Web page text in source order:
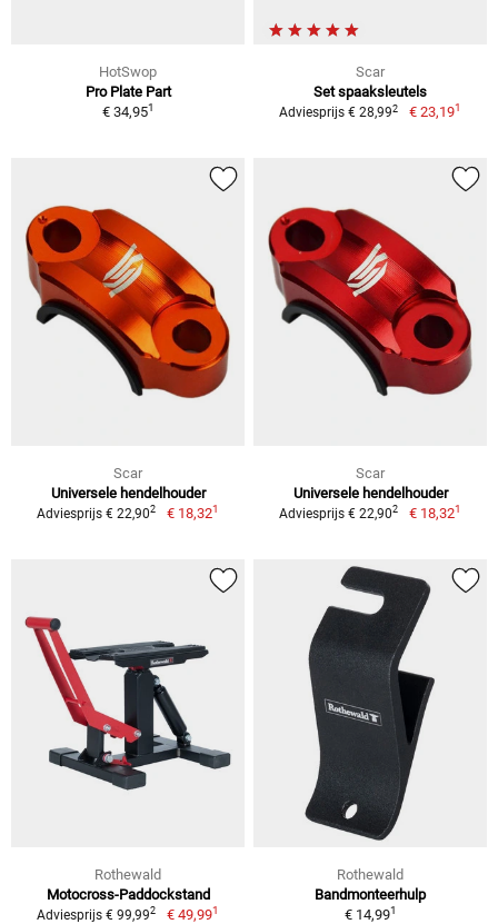
HotSwop
Pro Plate Part
€ 34,951
Scar
Set spaaksleutels
Adviesprijs € 28,992 € 23,191
Scar
Universele hendelhouder
Adviesprijs € 22,902 € 18,321
Scar
Universele hendelhouder
Adviesprijs € 22,902 € 18,321
Rothewald
Motocross-Paddockstand
Adviesprijs € 99,992 € 49,991
Rothewald
Bandmonteerhulp
€ 14,991